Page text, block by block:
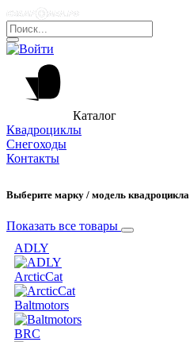
Каталог
Квадроциклы
Снегоходы
Контакты
Выберите марку / модель квадроцикла
Показать все товары
ADLY
ArcticCat
Baltmotors
BRC